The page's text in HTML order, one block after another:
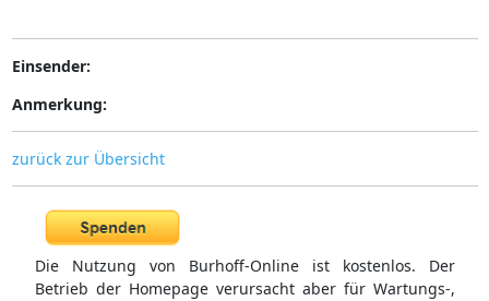
Einsender:
Anmerkung:
zurück zur Übersicht
Die Nutzung von Burhoff-Online ist kostenlos. Der
Betrieb der Homepage verursacht aber für Wartungs-,